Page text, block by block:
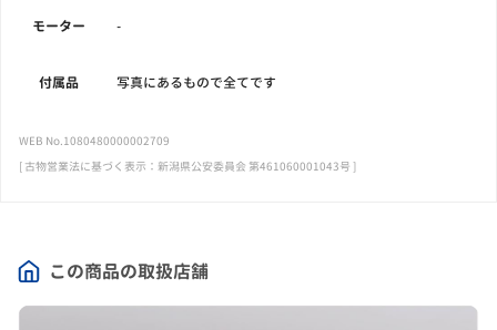
この商品の取扱店舗
モーター -
付属品 写真にあるもので全てです
WEB No.1080480000002709
[ 古物営業法に基づく表示：新潟県公安委員会 第461060001043号 ]